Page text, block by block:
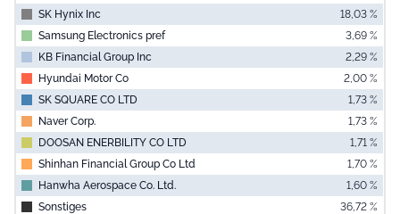
SK Hynix Inc
18,03 %
Samsung Electronics pref
3,69 %
KB Financial Group Inc
2,29 %
Hyundai Motor Co
2,00 %
SK SQUARE CO LTD
1,73 %
Naver Corp.
1,73 %
DOOSAN ENERBILITY CO LTD
1,71 %
Shinhan Financial Group Co Ltd
1,70 %
Hanwha Aerospace Co. Ltd.
1,60 %
Sonstiges
36,72 %